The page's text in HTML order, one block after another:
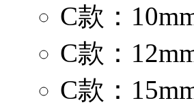
C款：
C款：
C款：